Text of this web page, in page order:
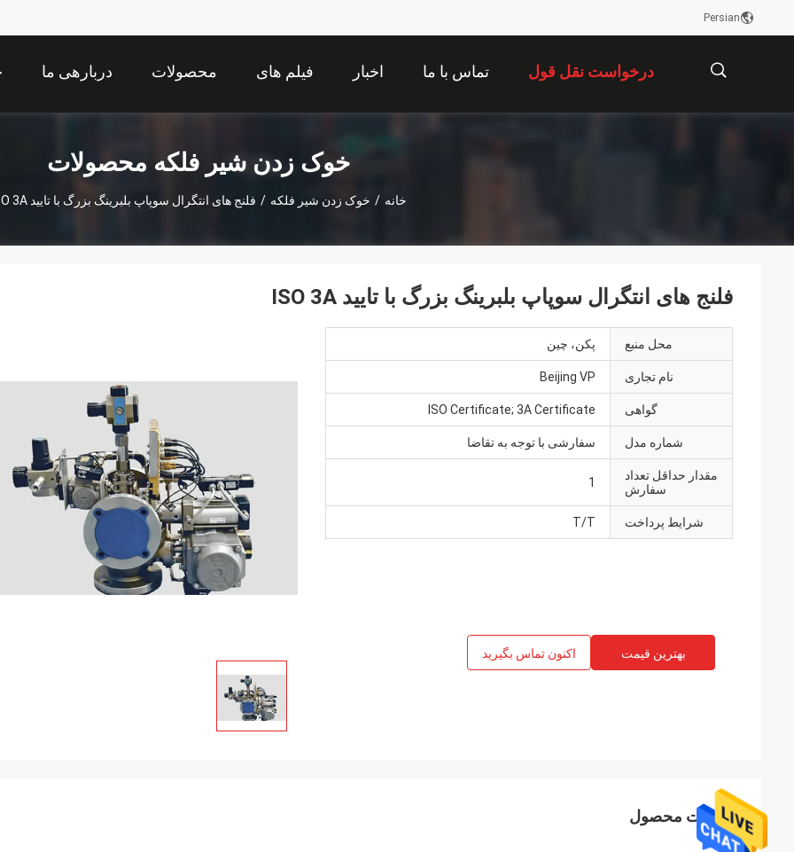
Persian
دربارهی ما محصولات فیلم های اخبار تماس با ما درخواست نقل قول
خوک زدن شیر فلکه محصولات
خانه / خوک زدن شیر فلکه / فلنج های انتگرال سوپاپ بلبرینگ بزرگ با تایید ISO 3A
فلنج های انتگرال سوپاپ بلبرینگ بزرگ با تایید ISO 3A
محل منبع پکن، چین
نام تجاری Beijing VP
گواهی ISO Certificate; 3A Certificate
شماره مدل سفارشی با توجه به تقاضا
مقدار حداقل تعداد
سفارش
1
شرایط پرداخت T/T
بهترین قیمت اکنون تماس بگیرید
جزئیات محصول